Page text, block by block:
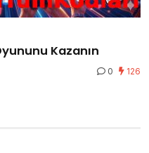
Kazanın
0 126